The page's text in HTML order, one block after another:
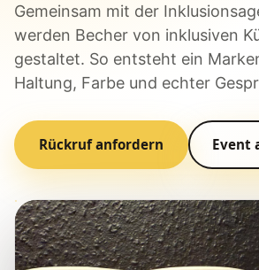
Gemeinsam mit der
werden Becher von inklusiven
gestaltet. So entsteht ein
Haltung, Farbe und echter
Rückruf anfordern Event